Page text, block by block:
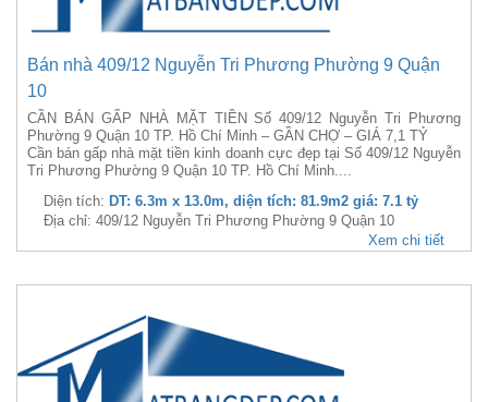
Bán nhà 409/12 Nguyễn Tri Phương Phường 9 Quận
10
CẦN BÁN GẤP NHÀ MẶT TIỀN Số 409/12 Nguyễn Tri Phương
Phường 9 Quận 10 TP. Hồ Chí Minh – GẦN CHỢ – GIÁ 7,1 TỶ
Cần bán gấp nhà mặt tiền kinh doanh cực đẹp tại Số 409/12 Nguyễn
Tri Phương Phường 9 Quận 10 TP. Hồ Chí Minh....
Diện tích: DT: 6.3m x 13.0m, diện tích: 81.9m2 giá: 7.1 tỷ
Địa chỉ: 409/12 Nguyễn Tri Phương Phường 9 Quận 10
Xem chi tiết